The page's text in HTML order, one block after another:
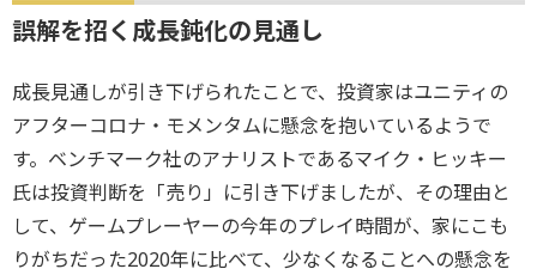
誤解を招く成長鈍化の見通し
成長見通しが引き下げられたことで、投資家はユニティの
アフターコロナ・モメンタムに懸念を抱いているようで
す。ベンチマーク社のアナリストであるマイク・ヒッキー
氏は投資判断を「売り」に引き下げましたが、その理由と
して、ゲームプレーヤーの今年のプレイ時間が、家にこも
りがちだった2020年に比べて、少なくなることへの懸念を